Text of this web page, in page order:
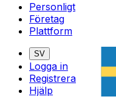
Personligt
Företag
Plattform
SV
Logga in
Registrera
Hjälp